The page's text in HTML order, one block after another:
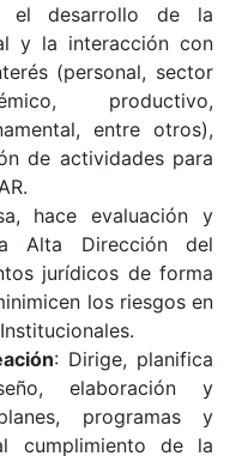
el desarrollo de la
y la interacción con
(personal, sector
productivo,
entre otros),
de actividades para
hace evaluación y
Alta Dirección del
jurídicos de forma
los riesgos en
: Dirige, planifica
elaboración y
programas y
cumplimiento de la